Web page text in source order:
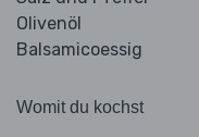
Olivenöl
Balsamicoessig
Womit du kochst